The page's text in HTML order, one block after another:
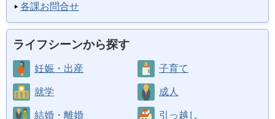
各課お問合せ
ライフシーンから探す
妊娠・出産 子育て
就学 成人
結婚・離婚 引っ越し